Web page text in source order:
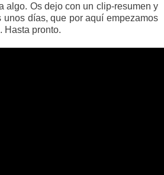
algo. Os dejo con un clip-resumen y
días, que por aquí empezamos
Hasta pronto.